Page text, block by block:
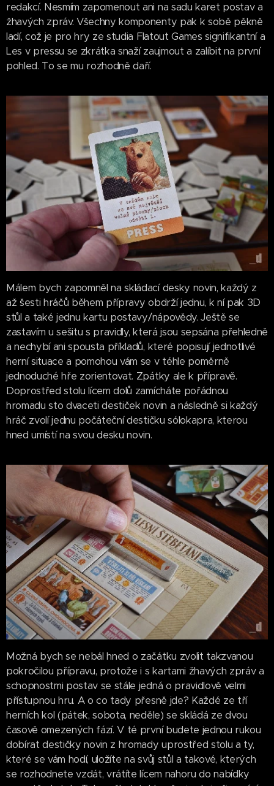
redakcí. Nesmím zapomenout ani na sadu karet postav a
žhavých zpráv. Všechny komponenty pak k sobě pěkně
ladí, což je pro hry ze studia Flatout Games signifikantní a
Les v pressu se zkrátka snaží zaujmout a zalíbit na první
pohled. To se mu rozhodně daří.
Málem bych zapomněl na skládací desky novin, každý z
až šesti hráčů během přípravy obdrží jednu, k ní pak 3D
stůl a také jednu kartu postavy/nápovědy. Ještě se
zastavím u sešitu s pravidly, která jsou sepsána přehledně
a nechybí ani spousta příkladů, které popisují jednotlivé
herní situace a pomohou vám se v téhle poměrně
jednoduché hře zorientovat. Zpátky ale k přípravě.
Doprostřed stolu lícem dolů zamícháte pořádnou
hromadu sto dvaceti destiček novin a následně si každý
hráč zvolí jednu počáteční destičku sólokapra, kterou
hned umístí na svou desku novin.
Možná bych se nebál hned o začátku zvolit takzvanou
pokročilou přípravu, protože i s kartami žhavých zpráv a
schopnostmi postav se stále jedná o pravidlově velmi
přístupnou hru. A o co tady přesně jde? Každé ze tří
herních kol (pátek, sobota, neděle) se skládá ze dvou
časově omezených fází. V té první budete jednou rukou
dobírat destičky novin z hromady uprostřed stolu a ty,
které se vám hodí, uložíte na svůj stůl a takové, kterých
se rozhodnete vzdát, vrátíte lícem nahoru do nabídky